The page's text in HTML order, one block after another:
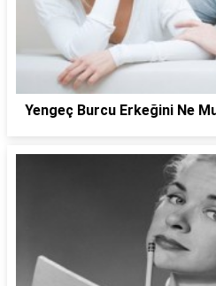
Yengeç Burcu Erkeğini Ne